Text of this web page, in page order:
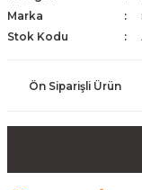
Merkezi Altyapısı
Marka
Stok Kodu
Ön Siparişli Ürün